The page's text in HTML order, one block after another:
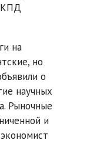
КПД
на
но
о
научных
Рыночные
и